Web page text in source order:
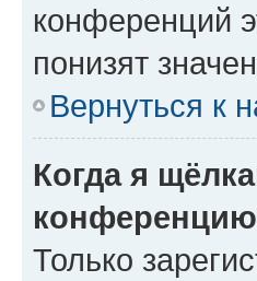
конференций
понизят
Вернуться к
Когда я
Только